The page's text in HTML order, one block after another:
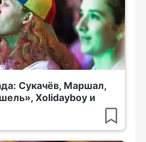
Сукачёв, Маршал,
Xolidayboy и